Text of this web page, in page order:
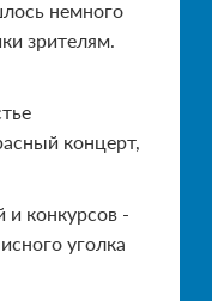
немного
зрителям.
концерт,
и конкурсов -
уголка